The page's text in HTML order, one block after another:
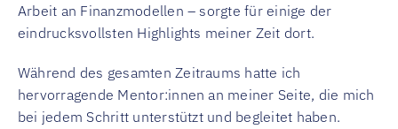
Arbeit an Finanzmodellen – sorgte für einige der
eindrucksvollsten Highlights meiner Zeit dort.
Während des gesamten Zeitraums hatte ich
hervorragende Mentor:innen an meiner Seite, die mich
bei jedem Schritt unterstützt und begleitet haben.